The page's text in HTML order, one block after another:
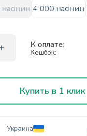
4 000 насінин
К оплате:
Кешбэк:
Купить в 1 клик
Украина